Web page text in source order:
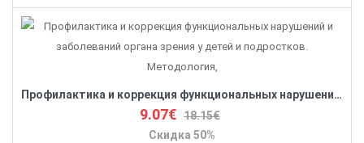
Профилактика и коррекция функциональных нарушений и заболеваний органа зрения у детей и подростков. Методология,
9.07€ 18.15€
Скидка 50%